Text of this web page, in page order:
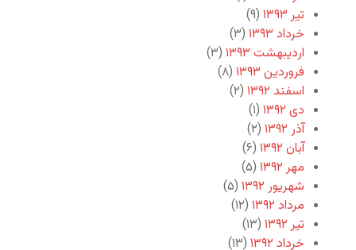
تیر ۱۳۹۳
(۹)
خرداد ۱۳۹۳
(۳)
اردیبهشت ۱۳۹۳
(۳)
فروردین ۱۳۹۳
(۸)
اسفند ۱۳۹۲
(۲)
دی ۱۳۹۲
(۱)
آذر ۱۳۹۲
(۲)
آبان ۱۳۹۲
(۶)
مهر ۱۳۹۲
(۵)
شهریور ۱۳۹۲
(۵)
مرداد ۱۳۹۲
(۱۲)
تیر ۱۳۹۲
(۱۳)
خرداد ۱۳۹۲
(۱۳)